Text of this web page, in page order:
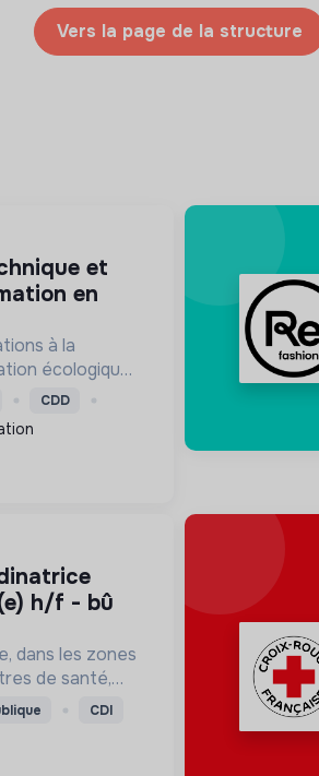
Vers la page de la structure
en
à la
écologiques
Nos
personnes en
CDD
h/f - bû
dans les zones
de santé,
de retrouver
lorsque le
CDI